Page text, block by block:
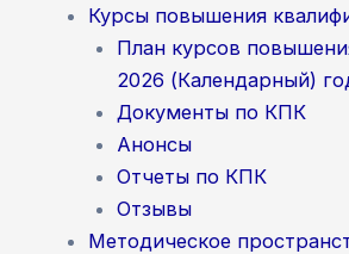
Курсы повышения
План курсов
2026 (Календарный)
Документы по КПК
Анонсы
Отчеты по КПК
Отзывы
Методическое